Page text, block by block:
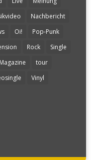
Nachbericht
Oi!
Pop-Punk
Rock
Single
tour
Vinyl